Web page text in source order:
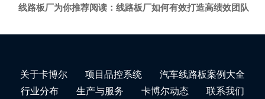
线路板厂为你推荐阅读： 线路板厂如何有效打造高绩效团队
关于卡博尔 项目品控系统
汽车线路板案例大全
行业分布
生产与服务 卡博尔动态 联系我们